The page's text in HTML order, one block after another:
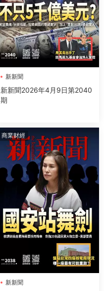
新新聞
新新聞2026年4月9日第2040
期
商業财經
新新聞